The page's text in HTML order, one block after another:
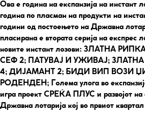
Ова е година на експанзија на инстант
година по пласман на продукти на
години од постоењето на Државна
пласирана е втората серија на
новите инстант лозови: ЗЛАТНА
СЕФ 2; ПАТУВАЈ И УЖИВАЈ;
4; ДИЈАМАНТ 2; БИДИ ВИП ВОЗИ
РОДЕНДЕН; Голема улога во
игра проект СРЕЌА ПЛУС и развојот на
Државна лотарија кој во првиот